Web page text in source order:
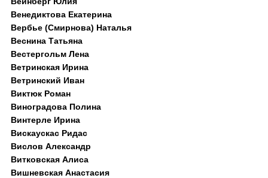
Венедиктова Екатерина
Вербье (Смирнова) Наталья
Веснина Татьяна
Вестергольм Лена
Ветринская Ирина
Ветринский Иван
Виктюк Роман
Виноградова Полина
Винтерле Ирина
Вискаускас Ридас
Вислов Александр
Витковская Алиса
Вишневская Анастасия